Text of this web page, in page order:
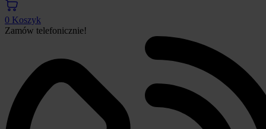
0 Koszyk
Zamów telefonicznie!